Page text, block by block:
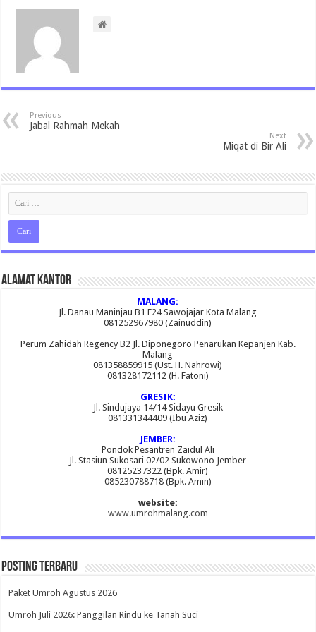
Previous
Jabal Rahmah Mekah
Next
Miqat di Bir Ali
Alamat Kantor
MALANG:
Jl. Danau Maninjau B1 F24 Sawojajar Kota Malang
081252967980 (Zainuddin)
Perum Zahidah Regency B2 Jl. Diponegoro Penarukan Kepanjen Kab.
Malang
081358859915 (Ust. H. Nahrowi)
081328172112 (H. Fatoni)
GRESIK:
Jl. Sindujaya 14/14 Sidayu Gresik
081331344409 (Ibu Aziz)
JEMBER:
Pondok Pesantren Zaidul Ali
Jl. Stasiun Sukosari 02/02 Sukowono Jember
08125237322 (Bpk. Amir)
085230788718 (Bpk. Amin)
website:
www.umrohmalang.com
Posting Terbaru
Paket Umroh Agustus 2026
Umroh Juli 2026: Panggilan Rindu ke Tanah Suci